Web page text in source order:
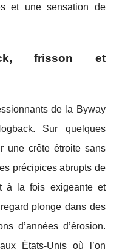
et une sensation de
frisson et
de la Byway
Sur quelques
une crête étroite sans
précipices abrupts de
à la fois exigeante et
plonge dans des
d’années d’érosion.
États-Unis où l’on